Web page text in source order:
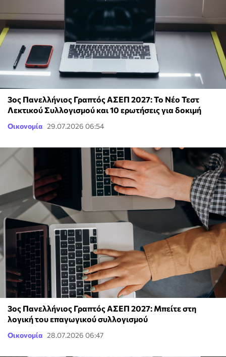
3ος Πανελλήνιος Γραπτός ΑΣΕΠ 2027: Το Νέο Τεστ
Λεκτικού Συλλογισμού και 10 ερωτήσεις για δοκιμή
Οικονομία 29.07.2026 06:54
3ος Πανελλήνιος Γραπτός ΑΣΕΠ 2027: Μπείτε στη
λογική του επαγωγικού συλλογισμού
Οικονομία 28.07.2026 06:47